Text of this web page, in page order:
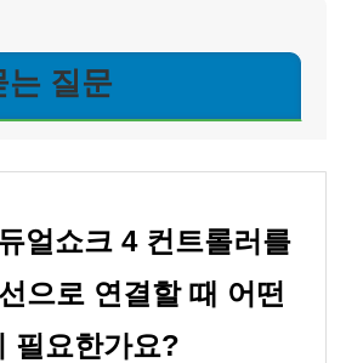
는 질문
얼쇼크 4 컨트롤러를
으로 연결할 때 어떤
필요한가요?